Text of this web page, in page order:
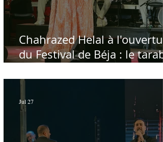
Chahrazed Helal à
du Festival de Béja : le tarab
Jul 27